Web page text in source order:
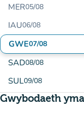
MER05/08
IAU06/08
GWE07/08
SAD08/08
SUL09/08
Gwybodaeth